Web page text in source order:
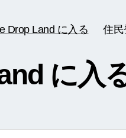
Drop Land に入る 住
に入